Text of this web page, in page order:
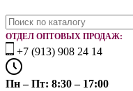
ОТДЕЛ ОПТОВЫХ ПРОДАЖ:
+7 (913) 908 24 14
Пн – Пт: 8:30 – 17:00